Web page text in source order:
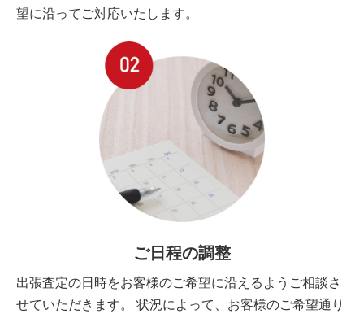
望に沿ってご対応いたします。
ご日程の調整
出張査定の日時をお客様のご希望に沿えるようご相談さ
せていただきます。 状況によって、お客様のご希望通り